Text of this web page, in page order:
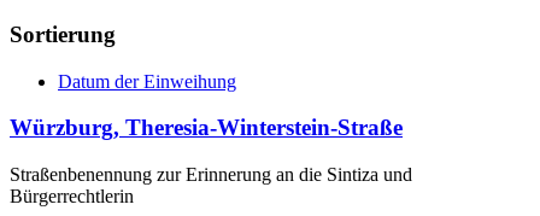
Sortierung
Datum der Einweihung
Würzburg, Theresia-Winterstein-Straße
Straßenbenennung zur Erinnerung an die Sintiza und
Bürgerrechtlerin